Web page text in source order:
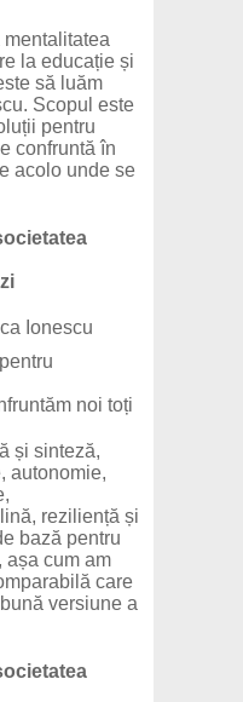
la educație și
să luăm
Scopul este
pentru
confruntă în
acolo unde se
Ionescu
noi toți
și sinteză,
autonomie,
reziliență și
bază pentru
așa cum am
care
versiune a